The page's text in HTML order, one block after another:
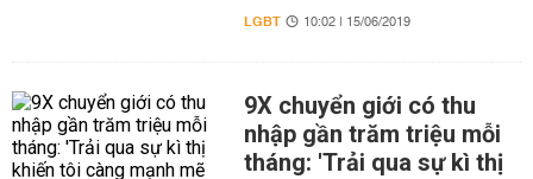
LGBT 10:02 | 15/06/2019
9X chuyển giới có thu
nhập gần trăm triệu mỗi
tháng: 'Trải qua sự kì thị